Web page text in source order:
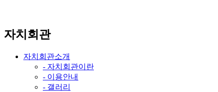
자치회관
자치회관소개
- 자치회관이란
- 이용안내
- 갤러리